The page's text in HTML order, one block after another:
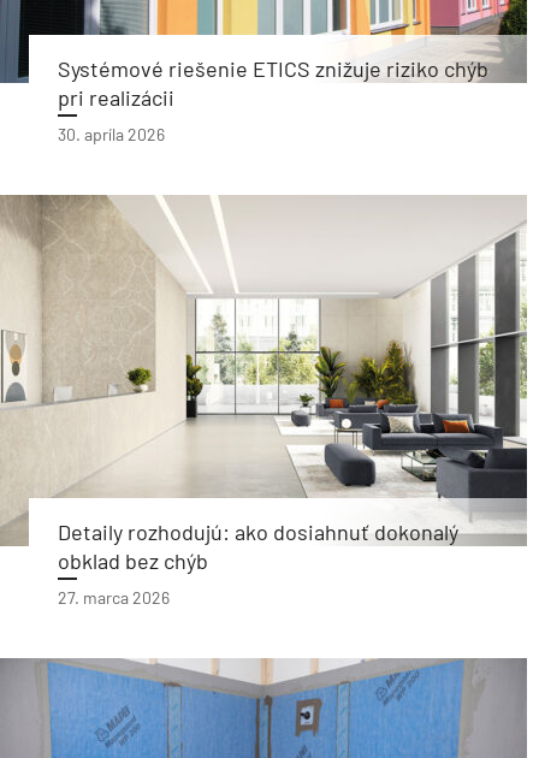
Systémové riešenie ETICS znižuje riziko chýb
pri realizácii
30. apríla 2026
Detaily rozhodujú: ako dosiahnuť dokonalý
obklad bez chýb
27. marca 2026